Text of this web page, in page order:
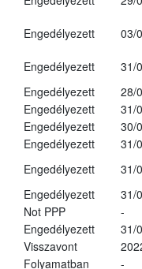
Engedélyezett
03/
Engedélyezett
31/
Engedélyezett
28/
Engedélyezett
31/
Engedélyezett
30/
Engedélyezett
31/
Engedélyezett
31/
Engedélyezett
31/
Not PPP
-
Engedélyezett
31/
Visszavont
Folyamatban
-